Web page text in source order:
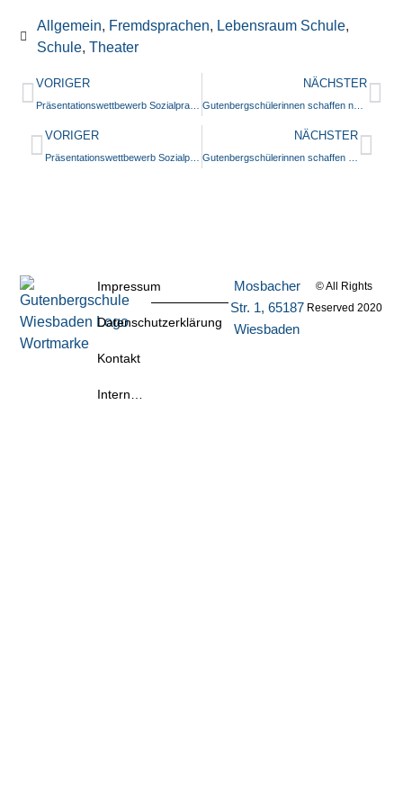
Allgemein, Fremdsprachen, Lebensraum Schule,
Schule,Theater
VORIGER NÄCHSTER
Gutenbergschülerinnen schaffen neue Zugänge zu moderner Kunst
VORIGER NÄCHSTER
Impressum
Datenschutzerklärung
Kontakt
Intern…
Mosbacher
Str. 1, 65187
Wiesbaden
© All Rights
Reserved 2020